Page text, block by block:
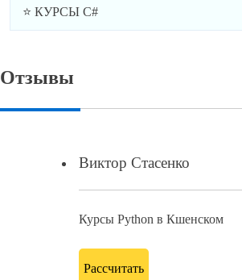
⭐ КУРСЫ C#
Отзывы
Виктор Стасенко
Курсы Python в Кшенском
Рассчитать